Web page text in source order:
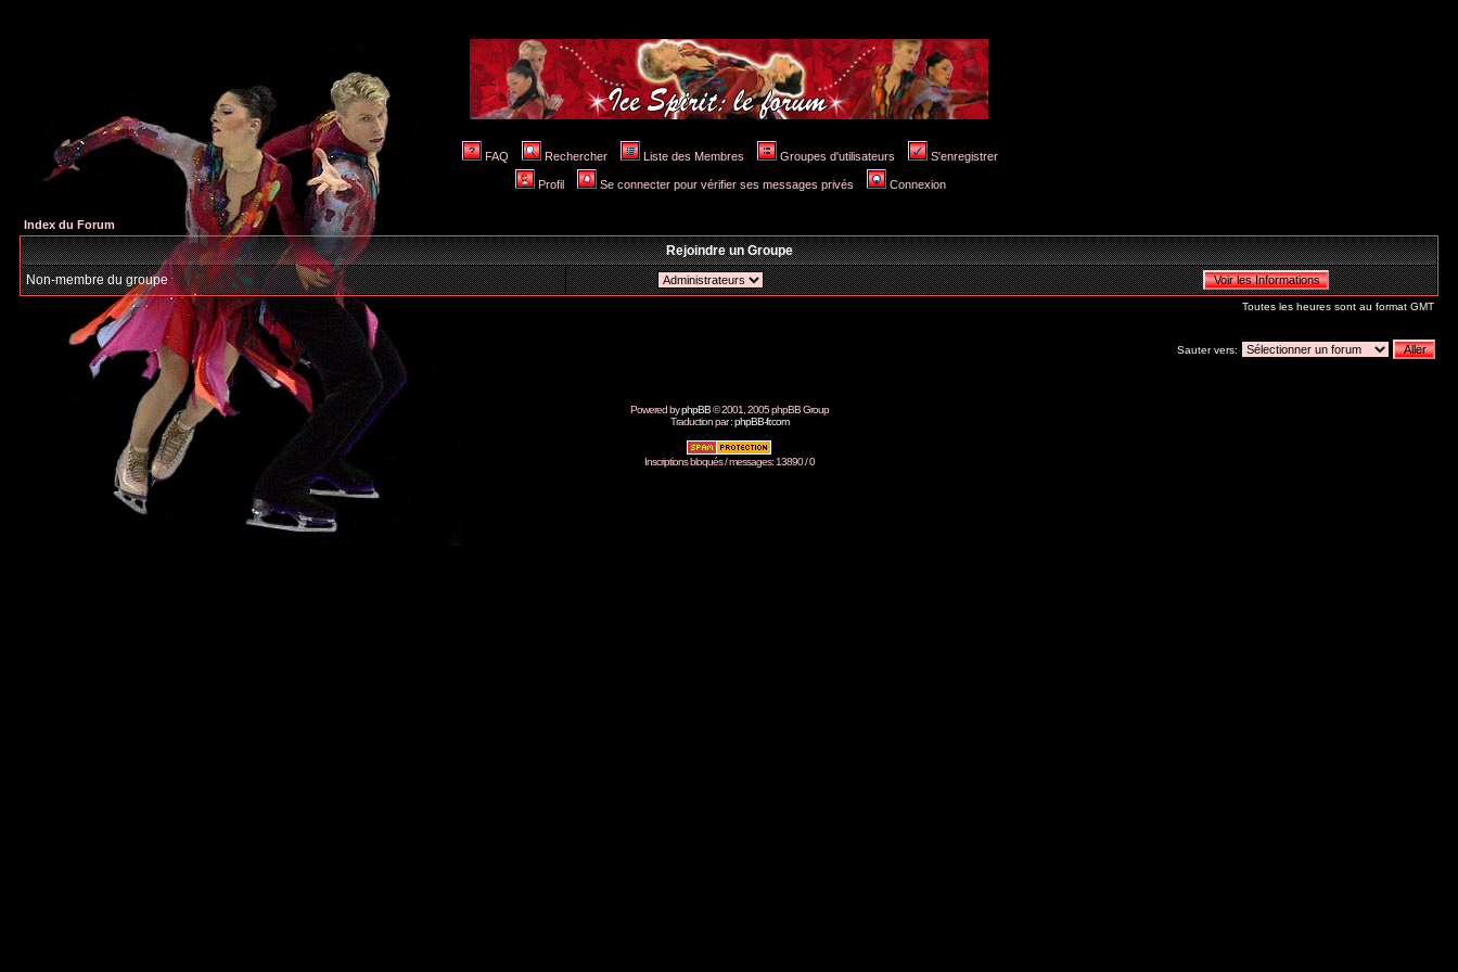
FAQ Rechercher Liste des Membres Groupes d'utilisateurs S'enregistrer
Profil Se connecter pour vérifier ses messages privés Connexion
Index du Forum
Rejoindre un Groupe
Non-membre du groupe
Toutes les heures sont au format GMT
Sauter vers:
Powered byphpBB© 2001, 2005 phpBB Group
Traduction par :phpBB-fr.com
Inscriptions bloqués / messages: 13890 / 0